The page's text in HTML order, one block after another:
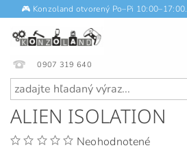
🎮 Konzoland otvorený Po–Pi 10:00–17:00.
0907 319 640
ALIEN ISOLATION
Neohodnotené